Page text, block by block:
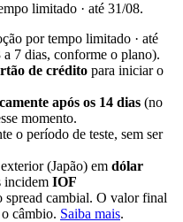
limitado · até 31/08.
por tempo limitado · até
7 dias, conforme o plano).
de crédito para iniciar o
após os 14 dias (no
momento.
o período de teste, sem ser
(Japão) em dólar
incidem IOF
spread cambial. O valor final
câmbio. Saiba mais.